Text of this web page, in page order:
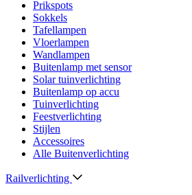
Prikspots
Sokkels
Tafellampen
Vloerlampen
Wandlampen
Buitenlamp met sensor
Solar tuinverlichting
Buitenlamp op accu
Tuinverlichting
Feestverlichting
Stijlen
Accessoires
Alle Buitenverlichting
Railverlichting